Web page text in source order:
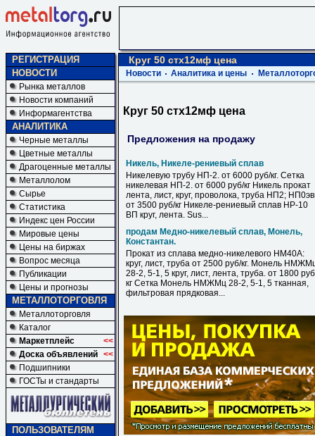
РЕГИСТРАЦИЯ
НОВОСТИ
Рынка металлов
Новости компаний
Информагентства
АНАЛИТИКА
Черные металлы
Цветные металлы
Драгоценные металлы
Металлолом
Сырье
Статистика
Индекс цен России
Мировые цены
Цены на биржах
Вопрос месяца
Публикации
Цены и прогнозы
МЕТАЛЛОТОРГОВЛЯ
Металлоторговля
Каталог
Маркетплейс
<<
Доска объявлений <<
Подшипники
ГОСТы и стандарты
ПОЛЬЗОВАТЕЛЯМ
Круг 50 стх12мф цена
Новости Аналитика и цены
Круг 50 стх12мф цена
Предложения на продажу
Никель, Никеле-рениевый сплав
Никелевую трубу НП-2. от 6000 руб/кг. Сетка
никелевая НП-2. от 6000 руб/кг Никель прокат
лента, лист, круг, проволока, труба НП2;
от 3500 руб/кг Никеле-рениевый сплав НР-10
ВП круг, лента. Sus...
продам Медно-никелевый сплав, Монель,
Константан.
Прокат из сплава медно-никелевого НМ40А:
круг, лист, труба от 2500 руб/кг. Монель
28-2, 5-1, 5 круг, лист, лента, труба. от 1800
кг Сетка Монель НМЖМц 28-2, 5-1, 5 тканная,
фильтровая прядковая...